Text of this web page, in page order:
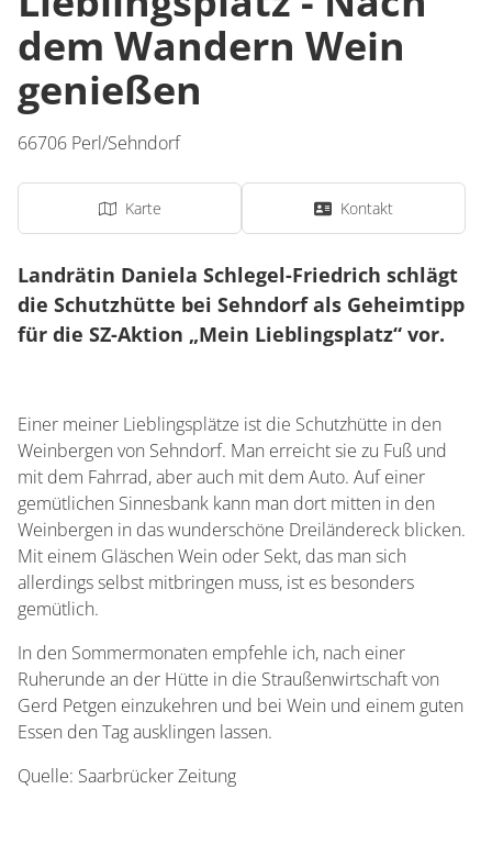
dem Wandern Wein
genießen
66706 Perl/Sehndorf
Karte Kontakt
Landrätin Daniela Schlegel-Friedrich schlägt
die Schutzhütte bei Sehndorf als Geheimtipp
für die SZ-Aktion „Mein Lieblingsplatz“ vor.
Einer meiner Lieblingsplätze ist die Schutzhütte in den
Weinbergen von Sehndorf. Man erreicht sie zu Fuß und
mit dem Fahrrad, aber auch mit dem Auto. Auf einer
gemütlichen Sinnesbank kann man dort mitten in den
Weinbergen in das wunderschöne Dreiländereck blicken.
Mit einem Gläschen Wein oder Sekt, das man sich
allerdings selbst mitbringen muss, ist es besonders
gemütlich.
In den Sommermonaten empfehle ich, nach einer
Ruherunde an der Hütte in die Straußenwirtschaft von
Gerd Petgen einzukehren und bei Wein und einem guten
Essen den Tag ausklingen lassen.
Quelle: Saarbrücker Zeitung